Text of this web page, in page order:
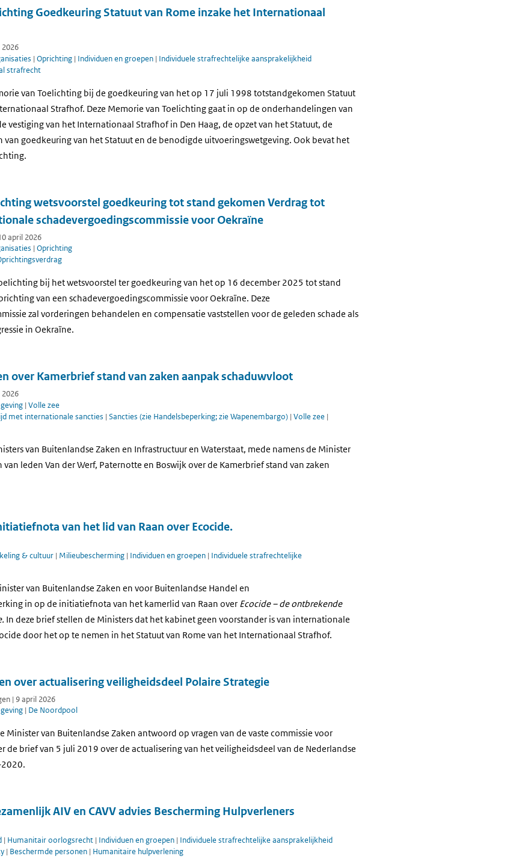
Goedkeuring Statuut van Rome inzake het Internationaal
| Oprichting | Individuen en groepen | Individuele strafrechtelijke aansprakelijkheid
strafrecht
van Toelichting bij de goedkeuring van het op 17 juli 1998 totstandgekomen Statuut
Strafhof. Deze Memorie van Toelichting gaat in op de onderhandelingen van
vestiging van het Internationaal Strafhof in Den Haag, de opzet van het Statuut, de
goedkeuring van het Statuut en de benodigde uitvoeringswetgeving. Ook bevat het
wetsvoorstel goedkeuring tot stand gekomen Verdrag tot
schadevergoedingscommissie voor Oekraïne
april 2026
| Oprichting
bij het wetsvoorstel ter goedkeuring van het op 16 december 2025 tot stand
van een schadevergoedingscommissie voor Oekraïne. Deze
zal vorderingen behandelen en compensatie vaststellen voor de geleden schade als
in Oekraïne.
over Kamerbrief stand van zaken aanpak schaduwvloot
| Volle zee
met internationale sancties | Sancties (zie Handelsbeperking; zie Wapenembargo) | Volle zee |
van Buitenlandse Zaken en Infrastructuur en Waterstaat, mede namens de Minister
van leden Van der Werf, Paternotte en Boswijk over de Kamerbrief stand van zaken
van het lid van Raan over Ecocide.
& cultuur | Milieubescherming | Individuen en groepen | Individuele strafrechtelijke
van Buitenlandse Zaken en voor Buitenlandse Handel en
in op de initiatiefnota van het kamerlid van Raan over Ecocide – de ontbrekende
In deze brief stellen de Ministers dat het kabinet geen voorstander is van internationale
door het op te nemen in het Statuut van Rome van het Internationaal Strafhof.
over actualisering veiligheidsdeel Polaire Strategie
| 9 april 2026
| De Noordpool
Minister van Buitenlandse Zaken antwoord op vragen van de vaste commissie voor
de brief van 5 juli 2019 over de actualisering van het veiligheidsdeel van de Nederlandse
AIV en CAVV advies Bescherming Hulpverleners
| Humanitair oorlogsrecht | Individuen en groepen | Individuele strafrechtelijke aansprakelijkheid
| Beschermde personen | Humanitaire hulpverlening